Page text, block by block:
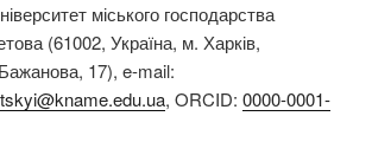
міського господарства
(61002, Україна, м. Харків,
17), e-mail:
, ORCID: 0000-0001-